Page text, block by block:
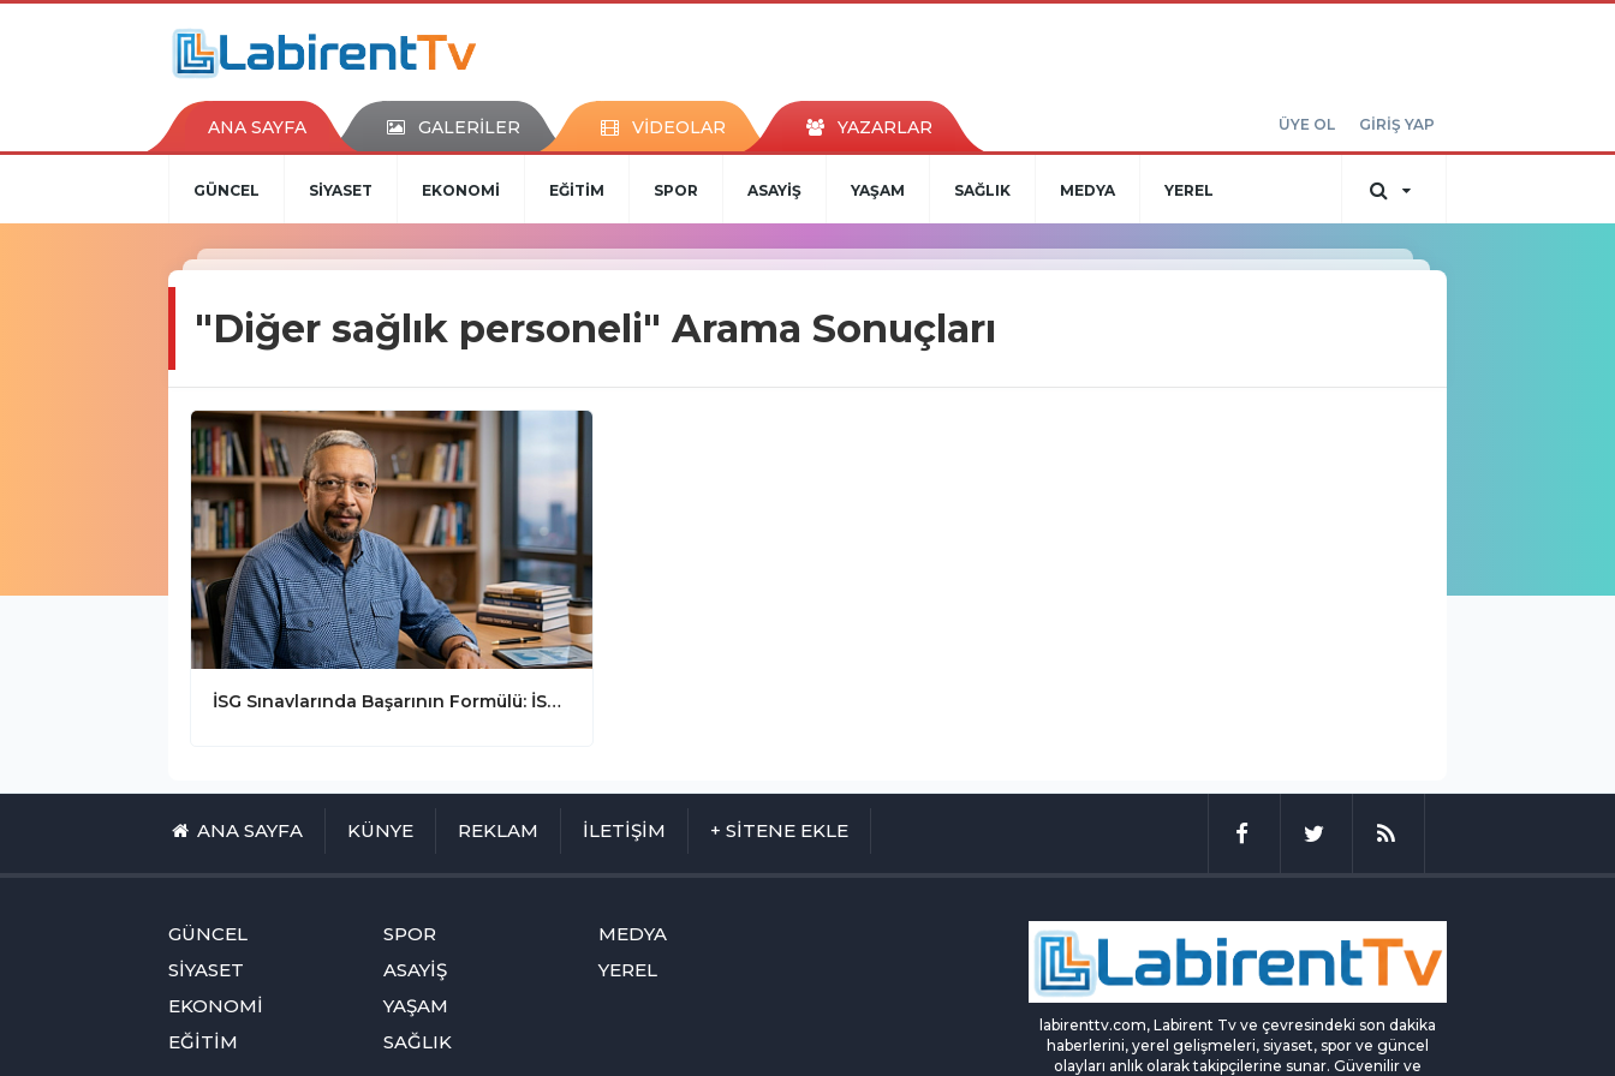
ANA SAYFA GALERİLER VİDEOLAR YAZARLAR ÜYE OL GİRİŞ YAP
GÜNCEL SİYASET EKONOMİ EĞİTİM SPOR ASAYİŞ YAŞAM SAĞLIK MEDYA YEREL
"Diğer sağlık personeli" Arama Sonuçları
İSG Sınavlarında Başarının Formülü: İSG Sınav Okulu ile Hedefinize Ulaşın!
ANA SAYFA KÜNYE REKLAM İLETİŞİM + SİTENE EKLE
GÜNCEL
SİYASET
EKONOMİ
EĞİTİM
SPOR
ASAYİŞ
YAŞAM
SAĞLIK
MEDYA
YEREL
labirenttv.com, Labirent Tv ve çevresindeki son dakika
haberlerini, yerel gelişmeleri, siyaset, spor ve güncel
olayları anlık olarak takipçilerine sunar. Güvenilir ve